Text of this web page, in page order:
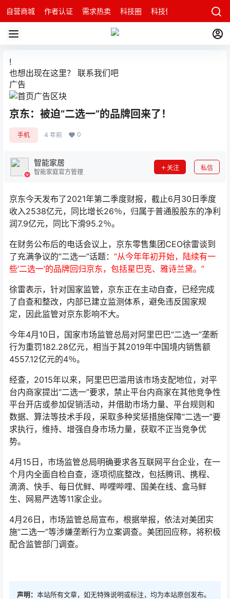
自营商城 作者认证 需求热卖 科技圈 科技快讯 智能科技问
!
也想出现在这里？ 联系我们吧
广告
京东：被迫“二选一”的品牌回来了！
手机 4 年前 0
智能家居
智能家庭官方管理
关注 私信
京东今天发布了2021年第二季度财报，截止6月30日季度
收入2538亿元，同比增长26％，归属于普通股股东的净利
润7.9亿元，同比下滑95.2％。
在财务公布后的电话会议上，京东零售集团CEO徐雷谈到
了充满争议的“二选一”话题： “从今年年初开始，陆续有一
些‘二选一’的品牌回归京东，包括星巴克、雅诗兰黛。”
徐雷表示，针对国家监管，京东正在主动自查，已经完成
了自查和整改，内部已建立监测体系，避免违反国家规
定，因此监管对京东影响不大。
今年4月10日，国家市场监管总局对阿里巴巴“二选一”垄断
行为重罚182.28亿元，相当于其2019年中国境内销售额
4557.12亿元的4％。
经查，2015年以来，阿里巴巴滥用该市场支配地位，对平
台内商家提出“二选一”要求，禁止平台内商家在其他竞争性
平台开店或参加促销活动，并借助市场力量、平台规则和
数据、算法等技术手段，采取多种奖惩措施保障“二选一”要
求执行，维持、增强自身市场力量，获取不正当竞争优
势。
4月15日，市场监管总局明确要求各互联网平台企业，在一
个月内全面自检自查，逐项彻底整改，包括腾讯、携程、
滴滴、快手、每日优鲜、哔哩哔哩、国美在线、盒马鲜
生、网易严选等11家企业。
4月26日，市场监管总局宣布，根据举报，依法对美团实
施“二选一”等涉嫌垄断行为立案调查。美团回应称，将积极
配合监管部门调查。
声明： 本站所有文章，如无特殊说明或标注，均为本站原创发布。